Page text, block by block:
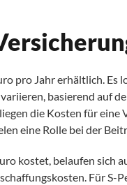
pro Jahr erhältlich. Es
basierend auf
die Kosten für eine
eine Rolle bei der
kostet, belaufen sich
Für S-